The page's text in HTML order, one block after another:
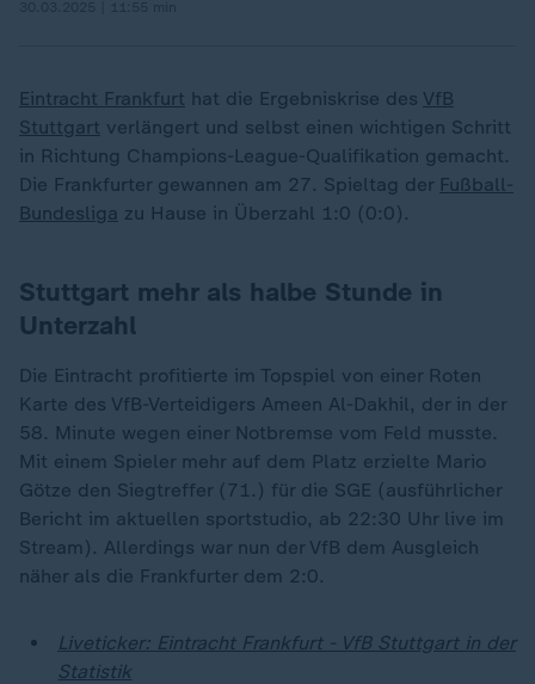
Eintracht Frankfurt hat die Ergebniskrise des VfB
Stuttgart verlängert und selbst einen wichtigen Schritt
in Richtung Champions-League-Qualifikation gemacht.
Die Frankfurter gewannen am 27. Spieltag der Fußball-
Bundesliga zu Hause in Überzahl 1:0 (0:0).
Stuttgart mehr als halbe Stunde in
Unterzahl
Die Eintracht profitierte im Topspiel von einer Roten
Karte des VfB-Verteidigers Ameen Al-Dakhil, der in der
58. Minute wegen einer Notbremse vom Feld musste.
Mit einem Spieler mehr auf dem Platz erzielte Mario
Götze den Siegtreffer (71.) für die SGE (ausführlicher
Bericht im aktuellen sportstudio, ab 22:30 Uhr live im
Stream). Allerdings war nun der VfB dem Ausgleich
näher als die Frankfurter dem 2:0.
Liveticker: Eintracht Frankfurt - VfB Stuttgart in der
Statistik